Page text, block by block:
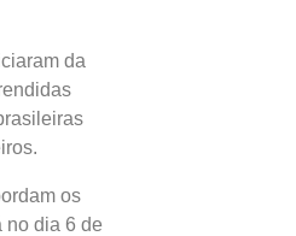
da
os
no dia 6 de